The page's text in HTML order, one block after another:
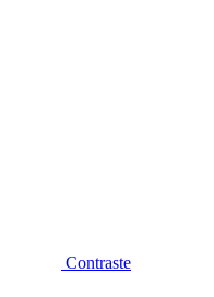
Contraste